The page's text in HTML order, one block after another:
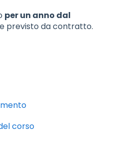
per un anno dal
previsto da contratto.
corso